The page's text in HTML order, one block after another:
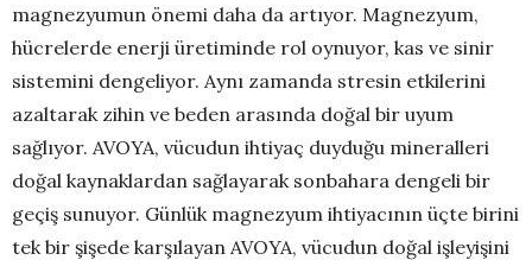
magnezyumun önemi daha da artıyor. Magnezyum,
hücrelerde enerji üretiminde rol oynuyor, kas ve sinir
sistemini dengeliyor. Aynı zamanda stresin etkilerini
azaltarak zihin ve beden arasında doğal bir uyum
sağlıyor. AVOYA, vücudun ihtiyaç duyduğu mineralleri
doğal kaynaklardan sağlayarak sonbahara dengeli bir
geçiş sunuyor. Günlük magnezyum ihtiyacının üçte birini
tek bir şişede karşılayan AVOYA, vücudun doğal işleyişini